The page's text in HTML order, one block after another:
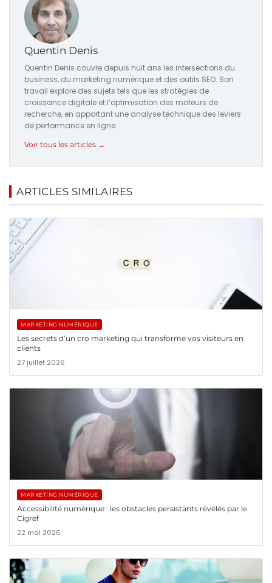
Quentin Denis
Quentin Denis couvre depuis huit ans les intersections du
business, du marketing numérique et des outils SEO. Son
travail explore des sujets tels que les stratégies de
croissance digitale et l’optimisation des moteurs de
recherche, en apportant une analyse technique des leviers
de performance en ligne.
Voir tous les articles →
ARTICLES SIMILAIRES
MARKETING NUMÉRIQUE
Les secrets d’un cro marketing qui transforme vos visiteurs en
clients
27 juillet 2026
MARKETING NUMÉRIQUE
Accessibilité numérique : les obstacles persistants révélés par le
Cigref
22 mai 2026